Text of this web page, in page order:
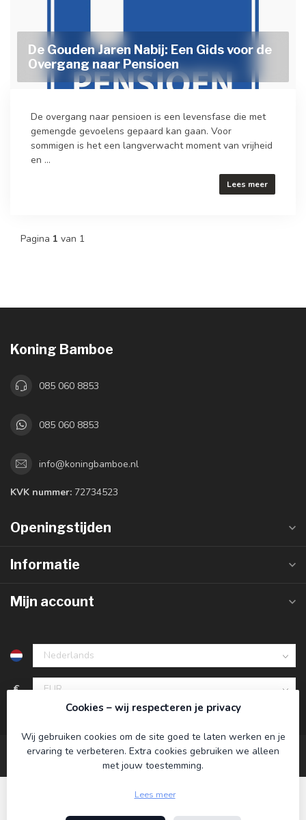
De Gouden Jaren Nabij: Een Gids voor de
Overgang naar Pensioen
De overgang naar pensioen is een levensfase die met
gemengde gevoelens gepaard kan gaan. Voor
sommigen is het een langverwacht moment van vrijheid
en ...
Lees meer
Pagina 1 van 1
Koning Bamboe
085 060 8853
085 060 8853
info@koningbamboe.nl
KVK nummer: 72734523
Openingstijden
Informatie
Mijn account
€
Cookies – wij respecteren je privacy
Wij gebruiken cookies om de site goed te laten werken en je
ervaring te verbeteren. Extra cookies gebruiken we alleen
met jouw toestemming.
Lees meer